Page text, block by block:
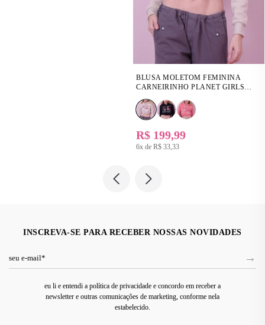
BLUSA MOLETOM FEMININA
CARNEIRINHO PLANET GIRLS
R$ 199,99
6x de R$ 33,33
INSCREVA-SE PARA RECEBER NOSSAS NOVIDADES
eu li e entendi a política de privacidade e concordo em receber a
newsletter e outras comunicações de marketing, conforme nela
estabelecido.